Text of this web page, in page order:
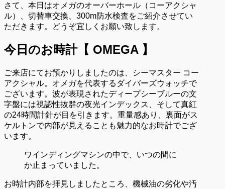
さて、本日はオメガのオーバーホール（コーアクシャ
ル）、切替車交換、300m防水検査をご紹介させてい
ただきます。どうぞ宜しくお願い致します。
今日のお時計【 OMEGA 】
ご来店にてお預かりしましたのは、シーマスター コー
アクシャル。オメガを代表するダイバーズウォッチで
ございます。波が表現されたディープシーブルーの文
字盤には視認性抜群の夜光インデックス、そして真紅
の24時間計針が目を引きます。重量感あり、裏面がス
ケルトンで内部が見えることも魅力的なお時計でござ
います。
ワインディングマシンの中で、いつの間に
か止まっていました。
お時計内部を拝見しましたところ、機械油の劣化や汚